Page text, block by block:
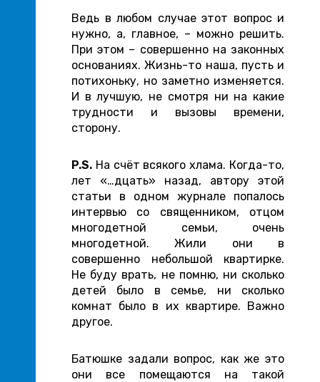
Ведь в любом случае этот вопрос и
нужно, а, главное, – можно решить.
При этом – совершенно на законных
основаниях. Жизнь-то наша, пусть и
потихоньку, но заметно изменяется.
И в лучшую, не смотря ни на какие
трудности и вызовы времени,
сторону.
P.S. На счёт всякого хлама. Когда-то,
лет «…дцать» назад, автору этой
статьи в одном журнале попалось
интервью со священником, отцом
многодетной семьи, очень
многодетной. Жили они в
совершенно небольшой квартирке.
Не буду врать, не помню, ни сколько
детей было в семье, ни сколько
комнат было в их квартире. Важно
другое.
Батюшке задали вопрос, как же это
они все помещаются на такой